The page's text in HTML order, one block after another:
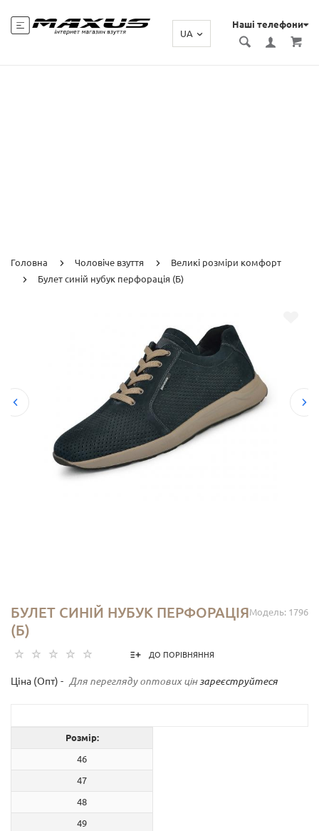
Наші телефони
UA
Головна Чоловіче взуття
Великі розміри комфорт
Булет синій нубук перфорація (Б)
Модель: 1796
БУЛЕТ СИНІЙ НУБУК ПЕРФОРАЦІЯ
(Б)
ДО ПОРІВНЯННЯ
Ціна (Опт) - Для перегляду оптових цін зареєструйтеся
Розмір:
46
47
48
49